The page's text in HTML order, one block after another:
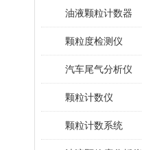
油液颗粒计数器
颗粒度检测仪
汽车尾气分析仪
颗粒计数仪
颗粒计数系统